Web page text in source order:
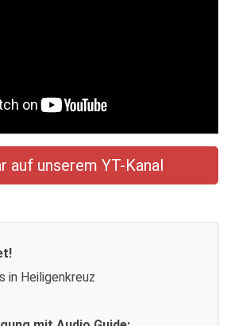
auf unserem YT-Kanal
in Heiligenkreuz